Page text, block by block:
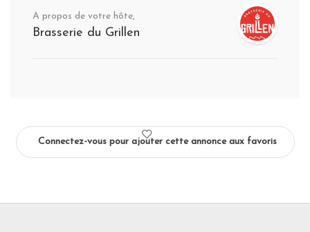
A propos de votre hôte,
Brasserie du Grillen
Connectez-vous pour ajouter cette annonce aux favoris